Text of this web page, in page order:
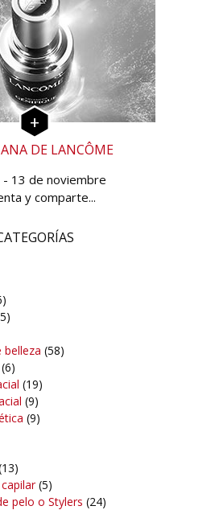
DE LANCÔME
- 13 de noviembre
y comparte...
belleza (58)
(6)
(19)
(9)
(9)
(5)
pelo o Stylers (24)